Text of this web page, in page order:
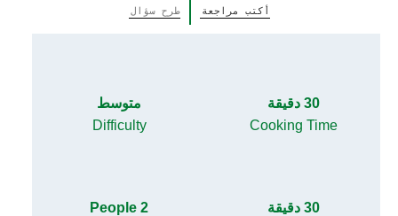
يتم
أكتب مراجعة طرح سؤال
30 دقيقة
Cooking Time
متوسط
Difficulty
30 دقيقة
2 People